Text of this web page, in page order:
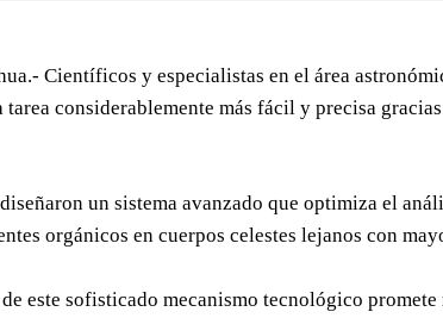
Científicos y especialistas en el área
considerablemente más fácil y precisa
un sistema avanzado que optimiza el
orgánicos en cuerpos celestes lejanos con
este sofisticado mecanismo tecnológico